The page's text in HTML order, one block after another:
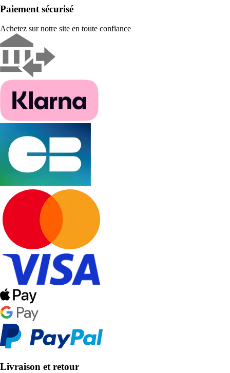
Paiement sécurisé
Achetez sur notre site en toute confiance
Livraison et retour